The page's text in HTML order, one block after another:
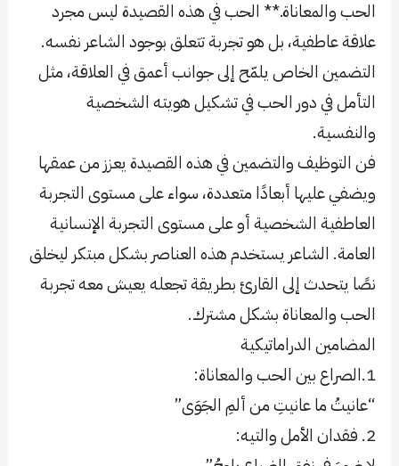
الحب والمعاناة.** الحب في هذه القصيدة ليس مجرد
علاقة عاطفية، بل هو تجربة تتعلق بوجود الشاعر نفسه.
التضمين الخاص يلمّح إلى جوانب أعمق في العلاقة، مثل
التأمل في دور الحب في تشكيل هويته الشخصية
والنفسية.
فن التوظيف والتضمين في هذه القصيدة يعزز من عمقها
ويضفي عليها أبعادًا متعددة، سواء على مستوى التجربة
العاطفية الشخصية أو على مستوى التجربة الإنسانية
العامة. الشاعر يستخدم هذه العناصر بشكل مبتكر ليخلق
نصًا يتحدث إلى القارئ بطريقة تجعله يعيش معه تجربة
الحب والمعاناة بشكل مشترك.
المضامين الدراماتيكية
1.الصراع بين الحب والمعاناة:
“عانيتُ ما عانيتِ من ألمِ الجَوَى”
2. فقدان الأمل والتيه: